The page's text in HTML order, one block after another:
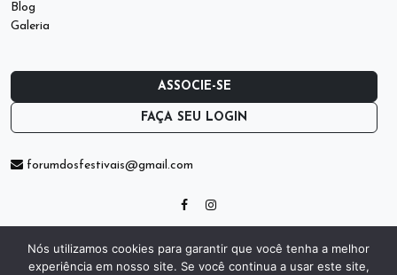
Blog
Galeria
ASSOCIE-SE
FAÇA SEU LOGIN
forumdosfestivais@gmail.com
Desenvolvido por
Nós utilizamos cookies para garantir que você tenha a melhor
experiência em nosso site. Se você continua a usar este site,